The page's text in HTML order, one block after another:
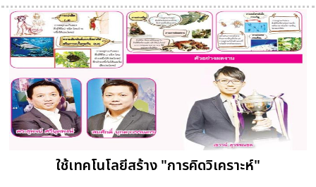
ใช้เทคโนโลยีสร้าง "การคิดวิเคราะห์"